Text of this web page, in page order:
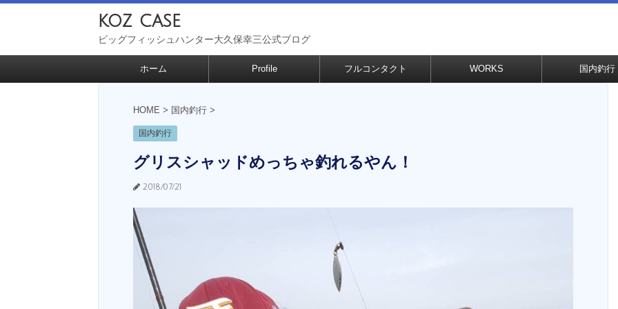
koz case
ビッグフィッシュハンター大久保幸三公式ブログ
ホーム Profile フルコンタクト WORKS 国内釣行
HOME > 国内釣行 >
国内釣行
グリスシャッドめっちゃ釣れるやん！
2018/07/21